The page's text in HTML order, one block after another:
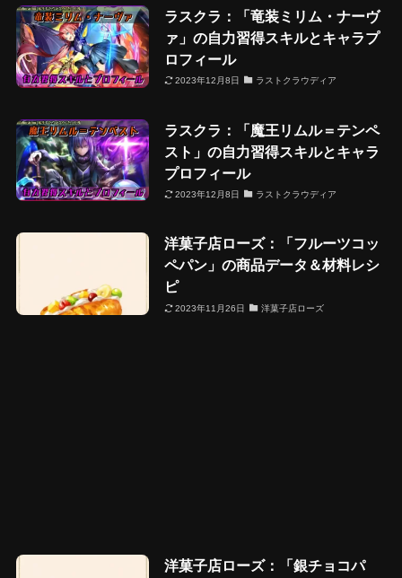
ラスクラ：「竜装ミリム・ナーヴ
ァ」の自力習得スキルとキャラプ
ロフィール
2023年12月8日 ラストクラウディア
ラスクラ：「魔王リムル＝テンペ
スト」の自力習得スキルとキャラ
プロフィール
2023年12月8日 ラストクラウディア
洋菓子店ローズ：「フルーツコッ
ペパン」の商品データ＆材料レシ
ピ
2023年11月26日 洋菓子店ローズ
洋菓子店ローズ：「銀チョコパ